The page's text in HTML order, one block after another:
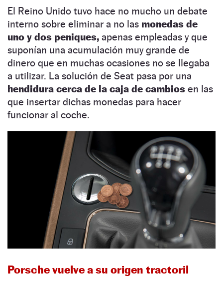
El Reino Unido tuvo hace no mucho un debate
interno sobre eliminar a no las monedas de
uno y dos peniques, apenas empleadas y que
suponían una acumulación muy grande de
dinero que en muchas ocasiones no se llegaba
a utilizar. La solución de Seat pasa por una
hendidura cerca de la caja de cambios en las
que insertar dichas monedas para hacer
funcionar al coche.
Porsche vuelve a su origen tractoril